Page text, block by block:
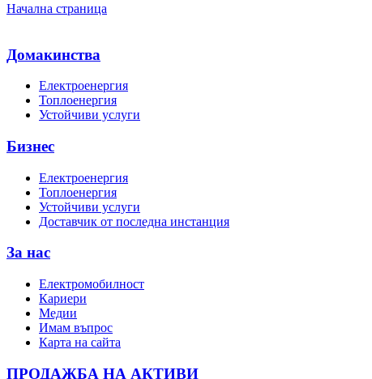
Начална страница
Домакинства
Електроенергия
Топлоенергия
Устойчиви услуги
Бизнес
Електроенергия
Топлоенергия
Устойчиви услуги
Доставчик от последна инстанция
За нас
Електромобилност
Кариери
Медии
Имам въпрос
Карта на сайта
ПРОДАЖБА НА АКТИВИ